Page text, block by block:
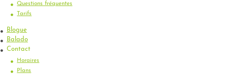
Questions fréquentes
Tarifs
Blogue
Balado
Contact
Horaires
Plans